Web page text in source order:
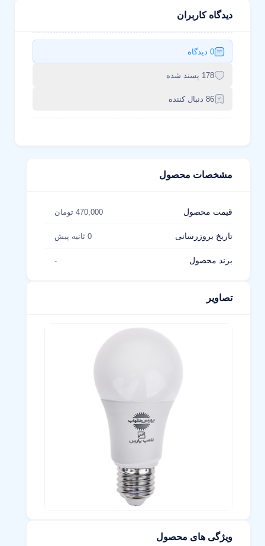
دیدگاه کاربران
0 دیدگاه
178 پسند شده
86 دنبال کننده
مشخصات محصول
قیمت محصول 470,000 تومان
تاریخ بروزرسانی 0 ثانیه پیش
برند محصول -
تصاویر
ویژگی های محصول